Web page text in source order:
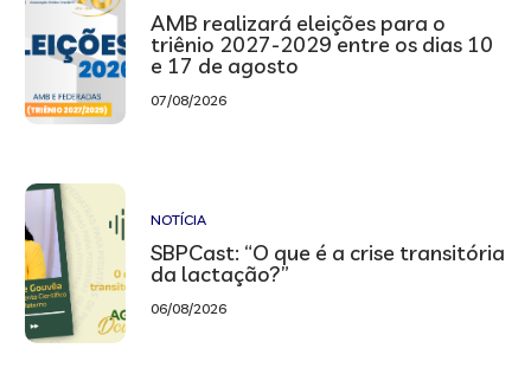
AMB realizará eleições para o
triênio 2027-2029 entre os dias 10
e 17 de agosto
07/08/2026
NOTÍCIA
SBPCast: “O que é a crise transitória
da lactação?”
06/08/2026